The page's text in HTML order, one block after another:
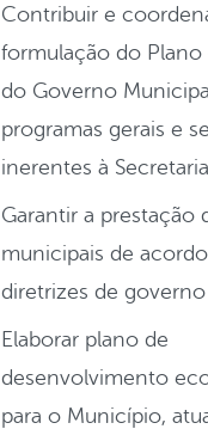
Contribuir e
formulação do Plano
do Governo
programas gerais e
inerentes à
Garantir a prestação
municipais de
diretrizes de governo
Elaborar plano de
desenvolvimento
para o Município,